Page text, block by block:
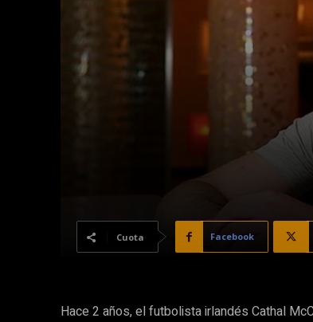
Cuota Facebook
Hace 2 años, el futbolista irlandés Cathal